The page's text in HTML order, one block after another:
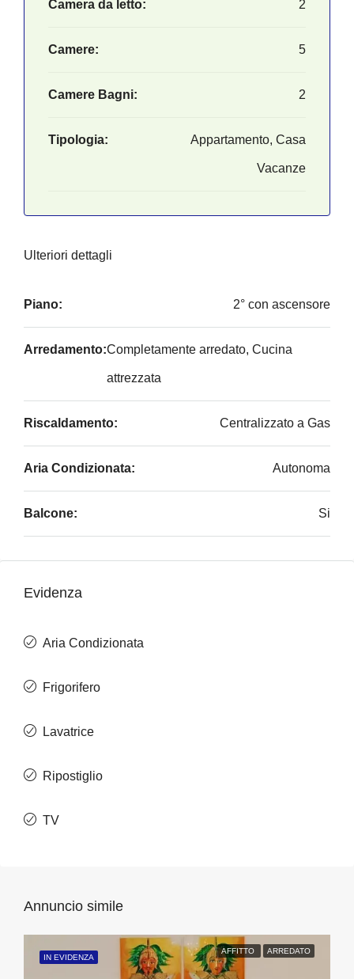
Camera da letto: 2
Camere: 5
Camere Bagni: 2
Tipologia: Appartamento, Casa
Vacanze
Ulteriori dettagli
Piano: 2° con ascensore
Arredamento:Completamente arredato, Cucina
attrezzata
Riscaldamento: Centralizzato a Gas
Aria Condizionata: Autonoma
Balcone: Si
Evidenza
Aria Condizionata
Frigorifero
Lavatrice
Ripostiglio
TV
Annuncio simile
IN EVIDENZA
AFFITTO ARREDATO